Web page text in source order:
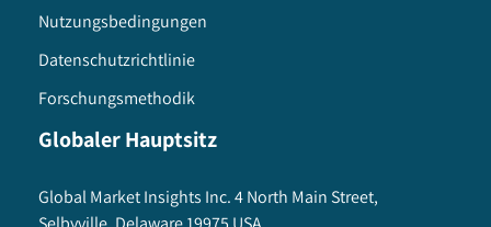
Nutzungsbedingungen
Datenschutzrichtlinie
Forschungsmethodik
Globaler Hauptsitz
Global Market Insights Inc. 4 North Main Street,